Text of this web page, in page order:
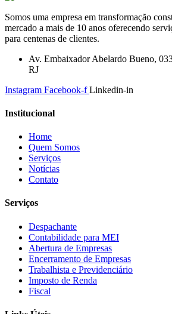
Somos uma empresa em transformação
mercado a mais de 10 anos oferecendo
para centenas de clientes.
Av. Embaixador Abelardo Bueno,
RJ
Instagram Facebook-f Linkedin-in
Institucional
Home
Quem Somos
Serviços
Notícias
Contato
Serviços
Despachante
Contabilidade para MEI
Abertura de Empresas
Encerramento de Empresas
Trabalhista e Previdenciário
Imposto de Renda
Fiscal